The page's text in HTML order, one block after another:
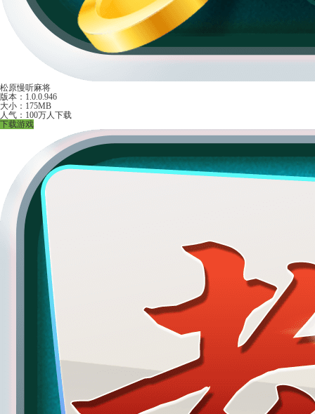
松原慢听麻将
版本：1.0.0.946
大小：175MB
人气：100万人下载
下载游戏